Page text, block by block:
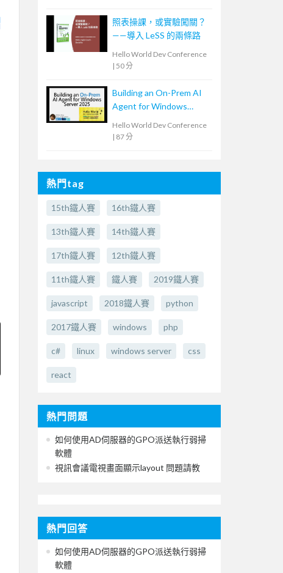
照表操課，或實驗闖關？
——導入 LeSS 的兩條路
Hello World Dev Conference
| 50 分
Building an On-Prem AI
Agent for Windows
System Maintenance
Hello World Dev Conference
| 87 分
熱門tag
15th鐵人賽 16th鐵人賽
13th鐵人賽 14th鐵人賽
17th鐵人賽 12th鐵人賽
11th鐵人賽 鐵人賽 2019鐵人賽
javascript 2018鐵人賽 python
2017鐵人賽 windows php
c# linux windows server css
react
熱門問題
如何使用AD伺服器的GPO派送執行弱掃
軟體
視訊會議電視畫面顯示layout 問題請教
熱門回答
如何使用AD伺服器的GPO派送執行弱掃
軟體